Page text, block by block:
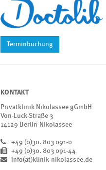
Terminbuchung
KONTAKT
Privatklinik Nikolassee gGmbH
Von-Luck-Straße 3
14129 Berlin-Nikolassee
+49 (0)30. 803 091-0
+49 (0)30. 803 091-44
info(at)klinik-nikolassee.de